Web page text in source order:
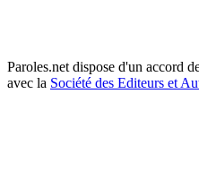
Paroles.net dispose d'un accord
avec la Société des Editeurs et